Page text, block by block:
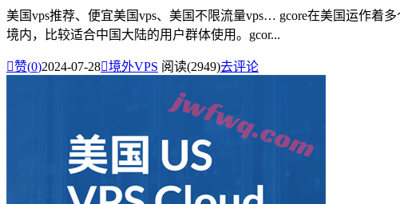
美国vps推荐、便宜美国vps、美国不限流量vps… gcore在美国运作着
境内，比较适合中国大陆的用户群体使用。gcor...
赞(0)2024-07-28境外VPS 阅读(2949)去评论